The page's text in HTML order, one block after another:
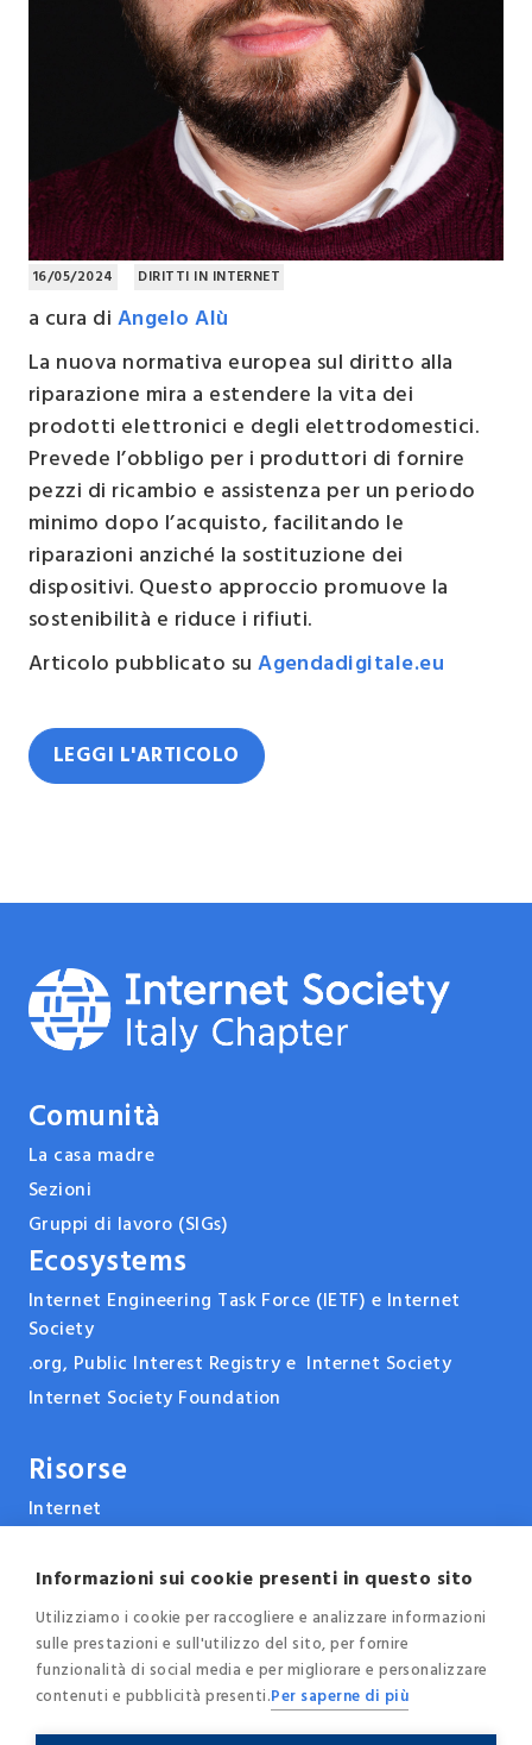
16/05/2024 DIRITTI IN INTERNET
a cura di Angelo Alù
La nuova normativa europea sul diritto alla
riparazione mira a estendere la vita dei
prodotti elettronici e degli elettrodomestici.
Prevede l’obbligo per i produttori di fornire
pezzi di ricambio e assistenza per un periodo
minimo dopo l’acquisto, facilitando le
riparazioni anziché la sostituzione dei
dispositivi. Questo approccio promuove la
sostenibilità e riduce i rifiuti.
Articolo pubblicato suAgendadigitale.eu
LEGGI L'ARTICOLO
Comunità
La casa madre
Sezioni
Gruppi di lavoro (SIGs)
Ecosystems
Internet Engineering Task Force (IETF) e Internet
Society
.org, Public Interest Registry e Internet Society
Internet Society Foundation
Risorse
Internet
Tecnologie
Report, pubblicazioni e documenti
Eventi e conferenze
News
Informazioni sui cookie presenti in questo sito
Utilizziamo i cookie per raccogliere e analizzare informazioni
sulle prestazioni e sull'utilizzo del sito, per fornire
funzionalità di social media e per migliorare e personalizzare
contenuti e pubblicità presenti.Per saperne di più